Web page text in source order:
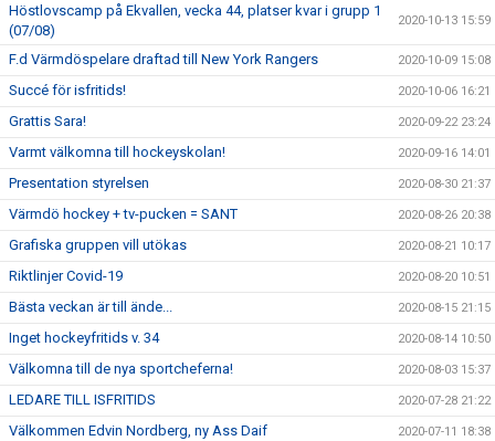
Höstlovscamp på Ekvallen, vecka 44, platser kvar i grupp 1
(07/08)
2020-10-13 15:59
F.d Värmdöspelare draftad till New York Rangers 2020-10-09 15:08
Succé för isfritids! 2020-10-06 16:21
Grattis Sara! 2020-09-22 23:24
Varmt välkomna till hockeyskolan! 2020-09-16 14:01
Presentation styrelsen 2020-08-30 21:37
Värmdö hockey + tv-pucken = SANT 2020-08-26 20:38
Grafiska gruppen vill utökas 2020-08-21 10:17
Riktlinjer Covid-19 2020-08-20 10:51
Bästa veckan är till ände... 2020-08-15 21:15
Inget hockeyfritids v. 34 2020-08-14 10:50
Välkomna till de nya sportcheferna! 2020-08-03 15:37
LEDARE TILL ISFRITIDS 2020-07-28 21:22
Välkommen Edvin Nordberg, ny Ass Daif 2020-07-11 18:38